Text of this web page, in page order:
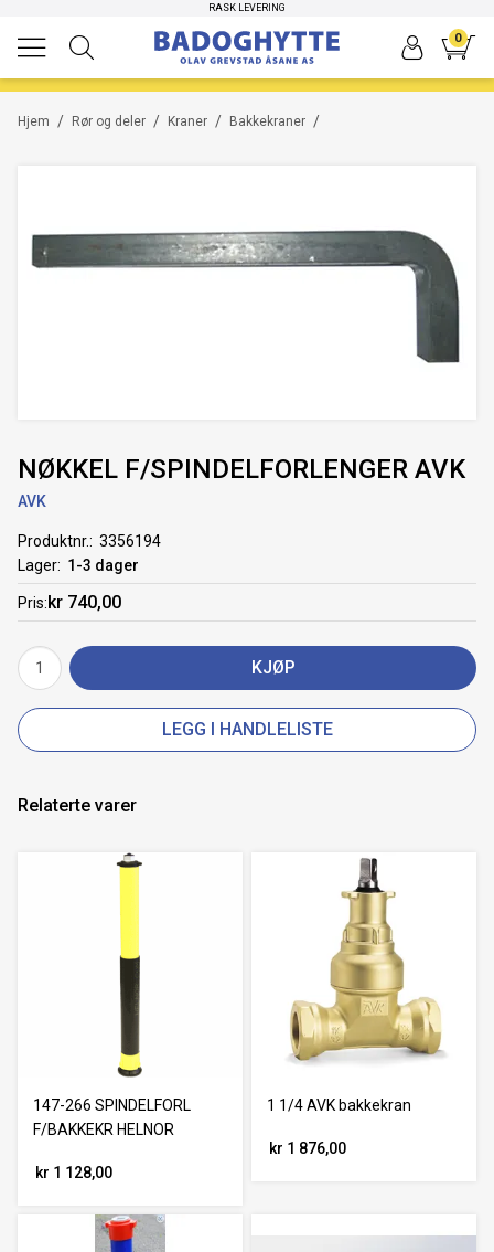
RASK LEVERING
HØYKVALITETS PRODUKTER
0
/
Hjem /
Rør og deler /
Kraner /
Bakkekraner
NØKKEL F/SPINDELFORLENGER AVK
AVK
Produktnr.
3356194
Lager
1-3 dager
Pris kr 740,00
KJØP
LEGG I HANDLELISTE
Relaterte varer
147-266 SPINDELFORL
F/BAKKEKR HELNOR
kr 1 128,00
1 1/4 AVK bakkekran
kr 1 876,00